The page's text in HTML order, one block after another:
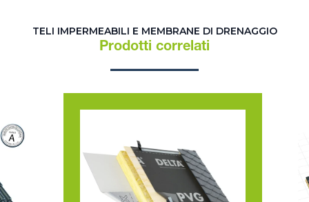
TELI IMPERMEABILI E MEMBRANE DI DRENAGGIO
Prodotti correlati